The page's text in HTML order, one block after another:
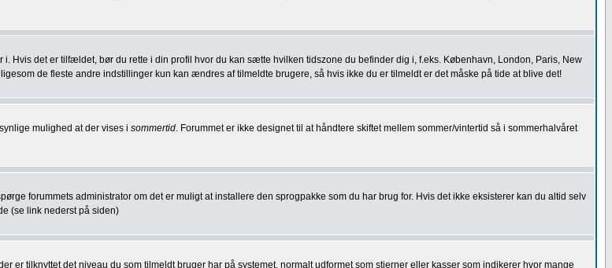
Hvis det er tilfældet, bør du rette i din profil hvor du kan sætte hvilken tidszone du befinder dig i, f.eks. København, London, Paris, New
de fleste andre indstillinger kun kan ændres af tilmeldte brugere, så hvis ikke du er tilmeldt er det måske på tide at blive det!
mulighed at der vises i sommertid. Forummet er ikke designet til at håndtere skiftet mellem sommer/vintertid så i sommerhalvåret
forummets administrator om det er muligt at installere den sprogpakke som du har brug for. Hvis det ikke eksisterer kan du altid selv
(se link nederst på siden)
tilknyttet det niveau du som tilmeldt bruger har på systemet, normalt udformet som stjerner eller kasser som indikerer hvor mange